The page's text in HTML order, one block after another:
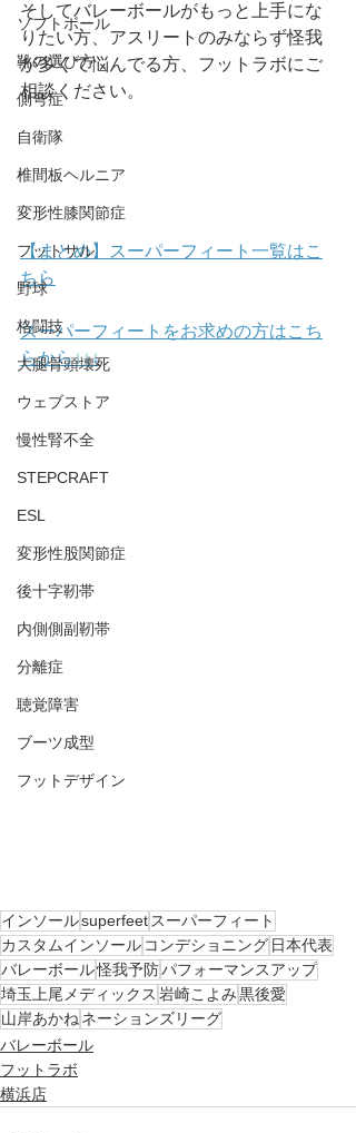
ソフトボール
靴の選び方
側弯症
自衛隊
椎間板ヘルニア
変形性膝関節症
フットサル
野球
格闘技
大腿骨頭壊死
ウェブストア
慢性腎不全
STEPCRAFT
ESL
変形性股関節症
後十字靭帯
内側側副靭帯
分離症
聴覚障害
ブーツ成型
フットデザイン
そしてバレーボールがもっと上手にな
りたい方、アスリートのみならず怪我
が多くて悩んでる方、フットラボにご
相談ください。
【まとめ】スーパーフィート一覧はこ
ちら
スーパーフィートをお求めの方はこち
らから↓↓↓
インソールsuperfeet スーパーフィート
カスタムインソール コンデショニング 日本代表
バレーボール怪我予防パフォーマンスアップ
埼玉上尾メディックス 岩崎こよみ黒後愛
山岸あかね ネーションズリーグ
バレーボール
フットラボ
横浜店